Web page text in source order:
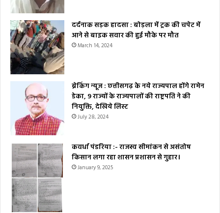
दर्दनाक सड़क हादसा : बोड़ला में ट्रक की चपेट में
आने से बाइक सवार की हुई मौके पर मौत
March 14, 2024
ब्रेकिंग न्यूज : छत्तीसगढ़ के नये राज्यपाल होंगे रामेन
डेका, 9 राज्यों के राज्यपालों की राष्ट्रपति ने की
नियुक्ति, देखिये लिस्ट
July 28, 2024
कवर्धा पंडरिया :- राजस्व सीमांकन से असंतोष
किसान लगा रहा शासन प्रशासन से गुहार।
January 9, 2025